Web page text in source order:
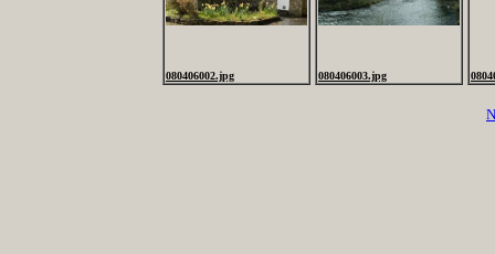
080406002.jpg 080406003.jpg